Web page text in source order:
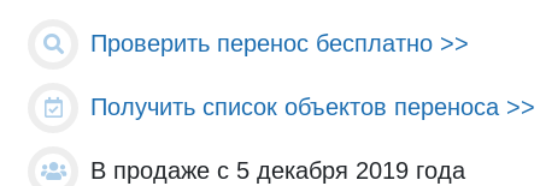
Проверить перенос бесплатно >>
Получить список объектов переноса >>
В продаже с 5 декабря 2019 года